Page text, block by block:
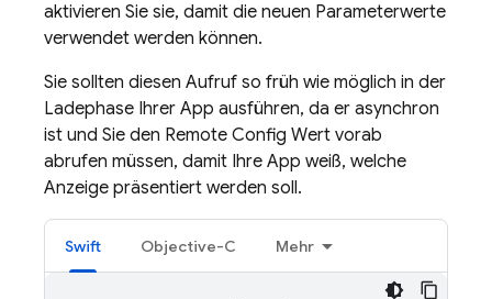
aktivieren Sie sie, damit die neuen Parameterwerte
verwendet werden können.
Sie sollten diesen Aufruf so früh wie möglich in der
Ladephase Ihrer App ausführen, da er asynchron
ist und Sie den Remote Config Wert vorab
abrufen müssen, damit Ihre App weiß, welche
Anzeige präsentiert werden soll.
Swift Objective-C Mehr